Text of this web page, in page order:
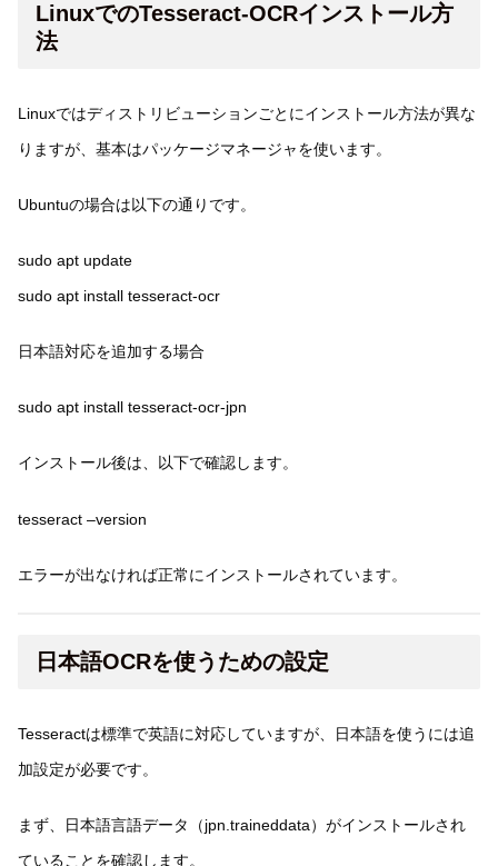
LinuxでのTesseract-OCRインストール方
法
Linuxではディストリビューションごとにインストール方法が異な
りますが、基本はパッケージマネージャを使います。
Ubuntuの場合は以下の通りです。
sudo apt update
sudo apt install tesseract-ocr
日本語対応を追加する場合
sudo apt install tesseract-ocr-jpn
インストール後は、以下で確認します。
tesseract –version
エラーが出なければ正常にインストールされています。
日本語OCRを使うための設定
Tesseractは標準で英語に対応していますが、日本語を使うには追
加設定が必要です。
まず、日本語言語データ（jpn.traineddata）がインストールされ
ていることを確認します。